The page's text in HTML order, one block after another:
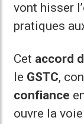
vont hisser l’
pratiques
Cet accord
le GSTC,
confiance
ouvre la